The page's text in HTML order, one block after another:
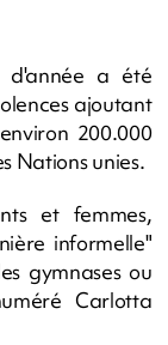
d'année a été
ajoutant
200.000
Nations unies.
et femmes,
informelle"
gymnases ou
Carlotta